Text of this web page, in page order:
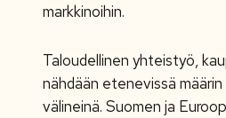
markkinoihin.
Taloudellinen yhteistyö,
nähdään etenevissä
välineinä. Suomen ja